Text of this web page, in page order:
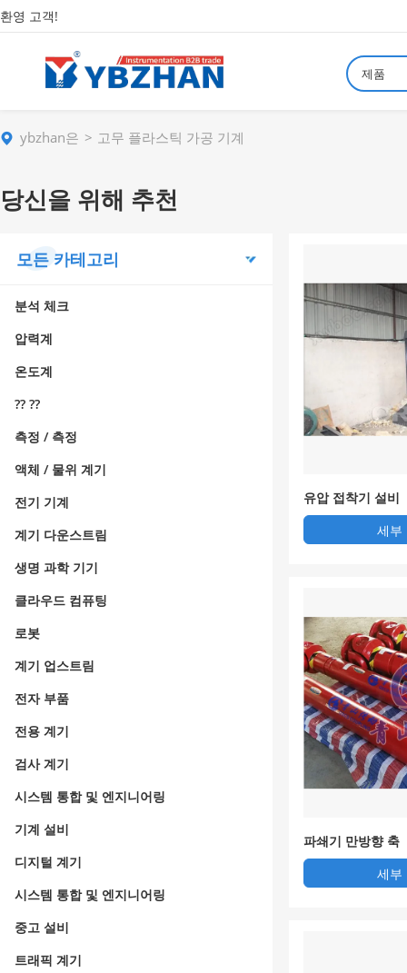
환영 고객!
제품
ybzhan은 고무 플라스틱 가공 기계
당신을 위해 추천
모든 카테고리
분석 체크
압력계
온도계
?? ??
측정 / 측정
액체 / 물위 계기
전기 기계
계기 다운스트림
생명 과학 기기
클라우드 컴퓨팅
로봇
계기 업스트림
전자 부품
전용 계기
검사 계기
시스템 통합 및 엔지니어링
기계 설비
디지털 계기
시스템 통합 및 엔지니어링
중고 설비
트래픽 계기
유압 접착기 설비
세부
파쇄기 만방향 축
세부